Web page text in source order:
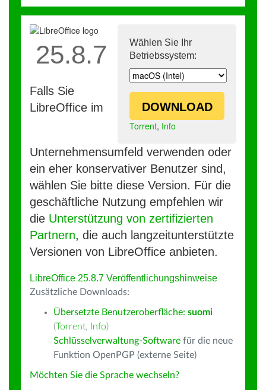
Wählen Sie Ihr
Betriebssystem:
DOWNLOAD
Torrent, Info
25.8.7
Falls Sie
LibreOffice im
Unternehmensumfeld verwenden oder
ein eher konservativer Benutzer sind,
wählen Sie bitte diese Version. Für die
geschäftliche Nutzung empfehlen wir
die Unterstützung von zertifizierten
Partnern, die auch langzeitunterstützte
Versionen von LibreOffice anbieten.
LibreOffice 25.8.7 Veröffentlichungshinweise
Zusätzliche Downloads:
Übersetzte Benutzeroberfläche: suomi
(Torrent, Info)
Schlüsselverwaltung-Software für die neue
Funktion OpenPGP (externe Seite)
Möchten Sie die Sprache wechseln?